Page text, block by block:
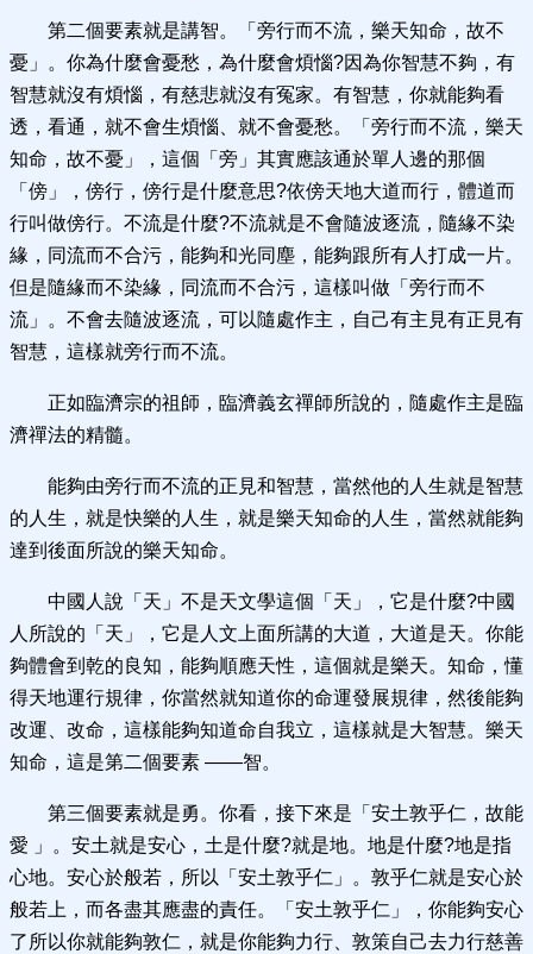
第二個要素就是講智。「旁行而不流，樂天知命，故不
憂」。你為什麼會憂愁，為什麼會煩惱?因為你智慧不夠，有
智慧就沒有煩惱，有慈悲就沒有冤家。有智慧，你就能夠看
透，看通，就不會生煩惱、就不會憂愁。「旁行而不流，樂天
知命，故不憂」，這個「旁」其實應該通於單人邊的那個
「傍」，傍行，傍行是什麼意思?依傍天地大道而行，體道而
行叫做傍行。不流是什麼?不流就是不會隨波逐流，隨緣不染
緣，同流而不合污，能夠和光同塵，能夠跟所有人打成一片。
但是隨緣而不染緣，同流而不合污，這樣叫做「旁行而不
流」。不會去隨波逐流，可以隨處作主，自己有主見有正見有
智慧，這樣就旁行而不流。
正如臨濟宗的祖師，臨濟義玄禪師所說的，隨處作主是臨
濟禪法的精髓。
能夠由旁行而不流的正見和智慧，當然他的人生就是智慧
的人生，就是快樂的人生，就是樂天知命的人生，當然就能夠
達到後面所說的樂天知命。
中國人說「天」不是天文學這個「天」，它是什麼?中國
人所說的「天」，它是人文上面所講的大道，大道是天。你能
夠體會到乾的良知，能夠順應天性，這個就是樂天。知命，懂
得天地運行規律，你當然就知道你的命運發展規律，然後能夠
改運、改命，這樣能夠知道命自我立，這樣就是大智慧。樂天
知命，這是第二個要素 ——智。
第三個要素就是勇。你看，接下來是「安土敦乎仁，故能
愛 」。安土就是安心，土是什麼?就是地。地是什麼?地是指
心地。安心於般若，所以「安土敦乎仁」。敦乎仁就是安心於
般若上，而各盡其應盡的責任。「安土敦乎仁」，你能夠安心
了所以你就能夠敦仁，就是你能夠力行、敦策自己去力行慈善